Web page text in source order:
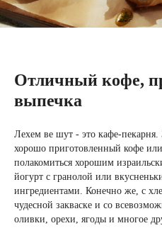
Отличный кофе,
выпечка
Лехем ве шут - это кафе-
хорошо приготовленный кофе
полакомиться хорошим
йогурт с гранолой или
ингредиентами. Конечно же, с
чудесной закваске и со
оливки, орехи, ягоды и многое